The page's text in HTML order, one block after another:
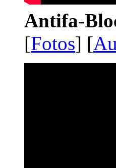
Antifa-
[Fotos] [